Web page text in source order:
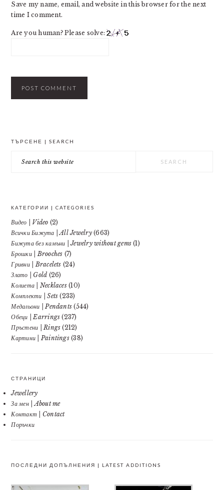
Save my name, email, and website in this browser for the next
time I comment.
Are you human? Please solve:
ТЪРСЕНЕ | SEARCH
this
КАТЕГОРИИ | CATEGORIES
Видео | Video (2)
Всички Бижута | All Jewelry(663)
Бижута без камъни | Jewelry without gems (1)
Брошки | Brooches (7)
Гривни | Bracelets (24)
Злато | Gold (26)
Колиета | Necklaces(10)
Комплекти | Sets (233)
Медальони | Pendants (544)
Обеци | Earrings (237)
Пръстени | Rings (212)
Картини | Paintings(38)
СТРАНИЦИ
Jewellery
За мен | About me
Контакт | Contact
Поръчки
ПОСЛЕДНИ ДОПЪЛНЕНИЯ | LATEST ADDITIONS